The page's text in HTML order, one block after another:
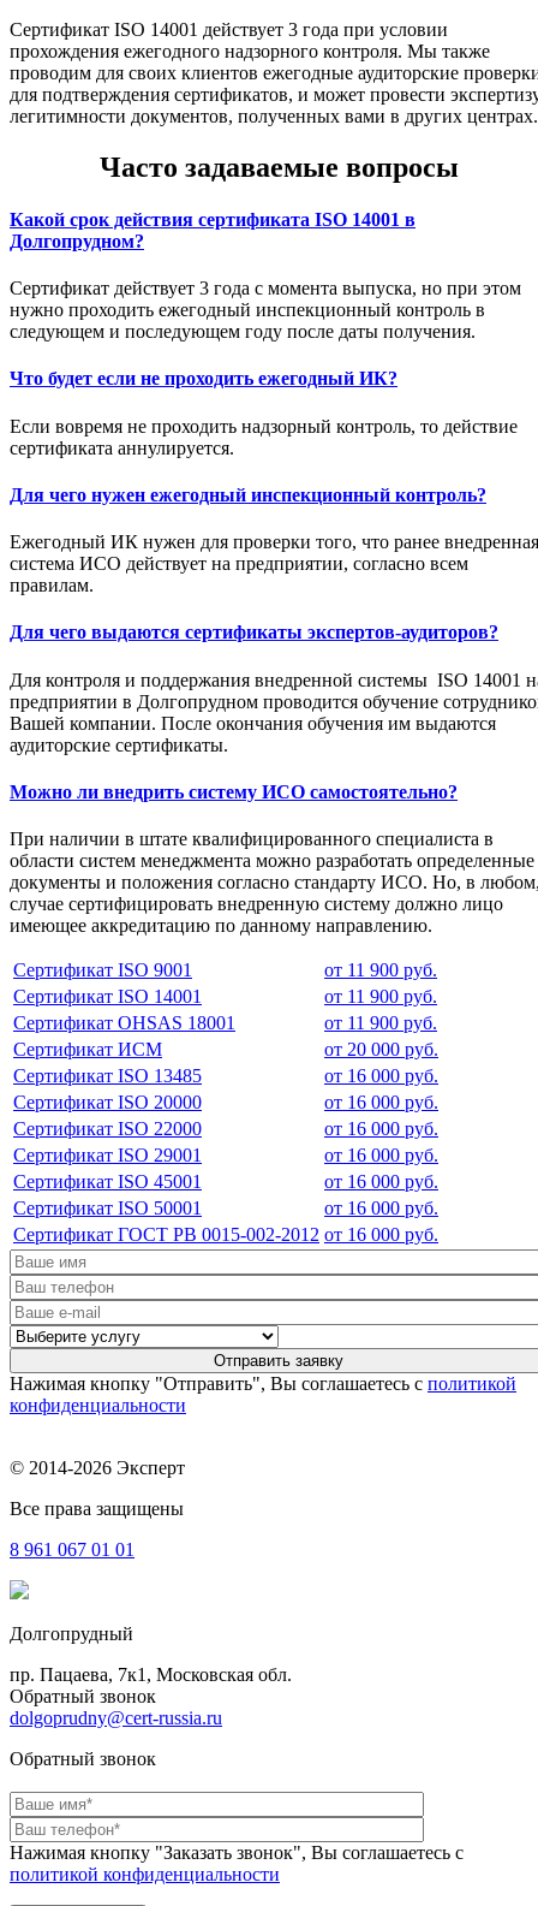
Сертификат ISO 14001 действует 3 года при условии
прохождения ежегодного надзорного контроля. Мы также
проводим для своих клиентов ежегодные аудиторские
для подтверждения сертификатов, и может провести
легитимности документов, полученных вами в других центрах.
Часто задаваемые вопросы
Какой срок действия сертификата ISO 14001 в
Долгопрудном?
Сертификат действует 3 года с момента выпуска, но при этом
нужно проходить ежегодный инспекционный контроль в
следующем и последующем году после даты получения.
Что будет если не проходить ежегодный ИК?
Если вовремя не проходить надзорный контроль, то действие
сертификата аннулируется.
Для чего нужен ежегодный инспекционный контроль?
Ежегодный ИК нужен для проверки того, что ранее внедренная
система ИСО действует на предприятии, согласно всем
правилам.
Для чего выдаются сертификаты экспертов-аудиторов?
Для контроля и поддержания внедренной системы ISO 14001
предприятии в Долгопрудном проводится обучение
Вашей компании. После окончания обучения им выдаются
аудиторские сертификаты.
Можно ли внедрить систему ИСО самостоятельно?
При наличии в штате квалифицированного специалиста в
области систем менеджмента можно разработать определенные
документы и положения согласно стандарту ИСО. Но, в
случае сертифицировать внедренную систему должно лицо
имеющее аккредитацию по данному направлению.
Сертификат ISO 9001
от 11 900 руб.
Сертификат ISO 14001
от 11 900 руб.
Сертификат OHSAS 18001
от 11 900 руб.
Сертификат ИСМ
от 20 000 руб.
Сертификат ISO 13485
от 16 000 руб.
Сертификат ISO 20000
от 16 000 руб.
Сертификат ISO 22000
от 16 000 руб.
Сертификат ISO 29001
от 16 000 руб.
Сертификат ISO 45001
от 16 000 руб.
Сертификат ISO 50001
от 16 000 руб.
Сертификат ГОСТ РВ 0015-002-2012 от 16 000 руб.
Нажимая кнопку "Отправить", Вы соглашаетесь с политикой
конфиденциальности
© 2014-2026 Эксперт
Все права защищены
8 961 067 01 01
Долгопрудный
пр. Пацаева, 7к1, Московская обл.
Обратный звонок
dolgoprudny@cert-russia.ru
Обратный звонок
Нажимая кнопку "Заказать звонок", Вы соглашаетесь с
политикой конфиденциальности